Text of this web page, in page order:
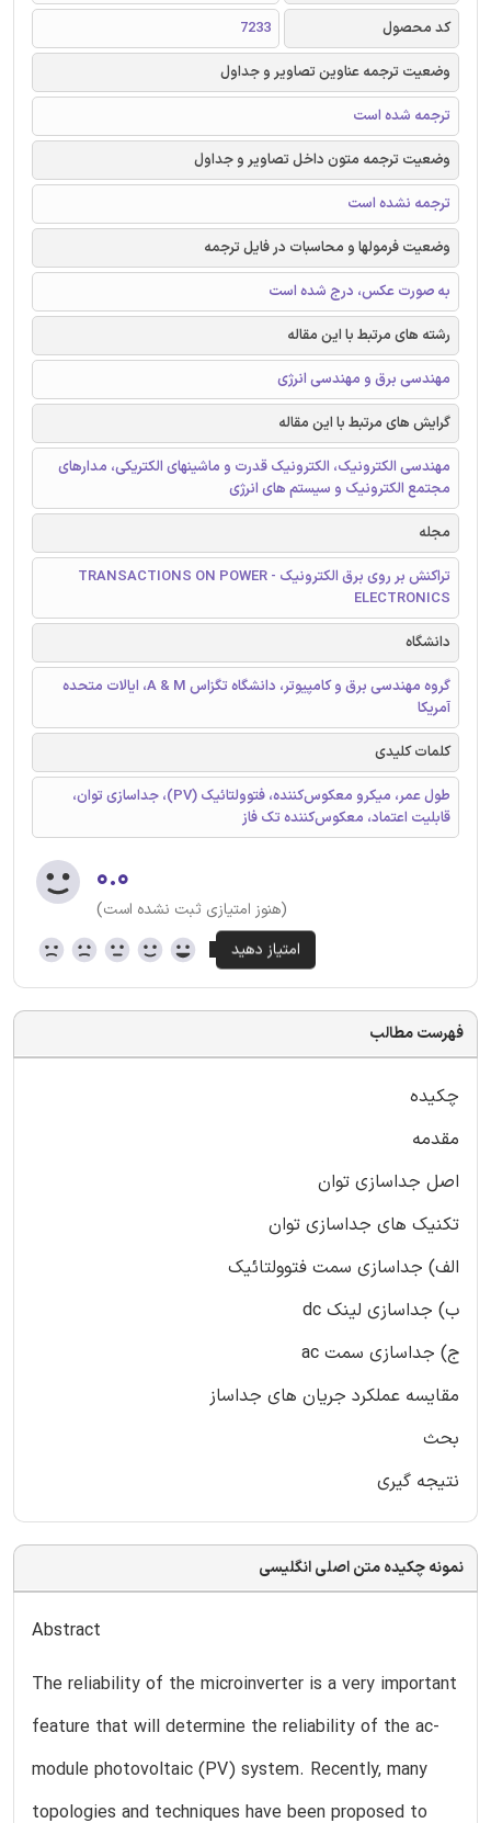
کد محصول
7233
وضعیت ترجمه عناوین تصاویر و جداول
ترجمه شده است
وضعیت ترجمه متون داخل تصاویر و جداول
ترجمه نشده است
وضعیت فرمولها و محاسبات در فایل ترجمه
به صورت عکس، درج شده است
رشته های مرتبط با این مقاله
مهندسی برق و مهندسی انرژی
گرایش های مرتبط با این مقاله
مهندسی الکترونیک، الکترونیک قدرت و ماشینهای الکتریکی، مدارهای
مجتمع الکترونیک و سیستم های انرژی
مجله
تراکنش بر روی برق الکترونیک - TRANSACTIONS ON POWER
ELECTRONICS
دانشگاه
گروه مهندسی برق و کامپیوتر، دانشگاه تگزاس A & M، ایالات متحده
آمریکا
کلمات کلیدی
طول عمر، میکرو معکوس‌کننده، فتوولتائیک (PV)، جداسازی توان،
قابلیت اعتماد، معکوس‌کننده تک فاز
۰.۰
(هنوز امتیازی ثبت نشده است)
فهرست مطالب
چکیده
مقدمه
اصل جداسازی توان
تکنیک های جداسازی توان
الف) جداسازی سمت فتوولتائیک
ب‌) جداسازی لینک dc
ج‌) جداسازی سمت ac
مقایسه عملکرد جریان های جداساز
بحث
نتیجه گیری
نمونه چکیده متن اصلی انگلیسی
Abstract
The reliability of the microinverter is a very important
feature that will determine the reliability of the ac-
module photovoltaic (PV) system. Recently, many
topologies and techniques have been proposed to